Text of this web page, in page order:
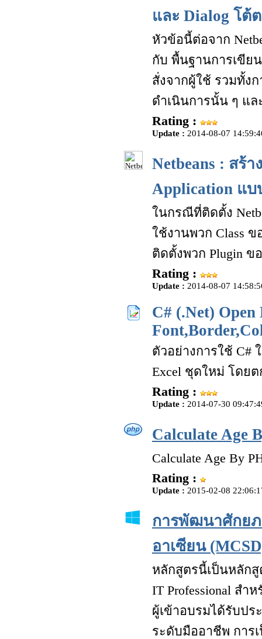
และ Dialog โต้
หัวข้อนี้ต่อจาก
กับ พื้นฐานการเขีย
สั่งจากผู้ใช้ รวมทั้ง
ดำเนินการนั้น ๆ แล
Rating :
Update : 2014-08-07
Netbeans : สร้า
Application แบ
ในกรณีที่ติดตั้ง
ใช้งานพวก Class ข
ติดตั้งพวก Plugin ข
Rating :
Update : 2014-08-07
C# (.Net) Open
ตัวอย่างการใช้ C#
Excel ชุดใหม่ โดย
Rating :
Update : 2014-07-30
Calculate Age
Calculate Age By
Rating :
Update : 2015-02-08
การพัฒนาศักย
อาเซียน
หลักสูตรนี้เป็นหลัก
IT Professional สำ
ผู้เข้าอบรมได้รับปร
ระดับมืออาชีพ กา